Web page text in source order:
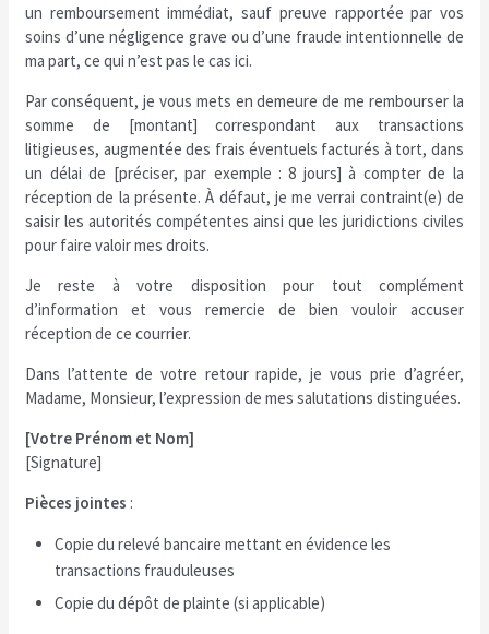
un remboursement immédiat, sauf preuve rapportée par vos
soins d’une négligence grave ou d’une fraude intentionnelle de
ma part, ce qui n’est pas le cas ici.
Par conséquent, je vous mets en demeure de me rembourser la
somme de [montant] correspondant aux transactions
litigieuses, augmentée des frais éventuels facturés à tort, dans
un délai de [préciser, par exemple : 8 jours] à compter de la
réception de la présente. À défaut, je me verrai contraint(e) de
saisir les autorités compétentes ainsi que les juridictions civiles
pour faire valoir mes droits.
Je reste à votre disposition pour tout complément
d’information et vous remercie de bien vouloir accuser
réception de ce courrier.
Dans l’attente de votre retour rapide, je vous prie d’agréer,
Madame, Monsieur, l’expression de mes salutations distinguées.
[Votre Prénom et Nom]
[Signature]
Pièces jointes :
Copie du relevé bancaire mettant en évidence les
transactions frauduleuses
Copie du dépôt de plainte (si applicable)